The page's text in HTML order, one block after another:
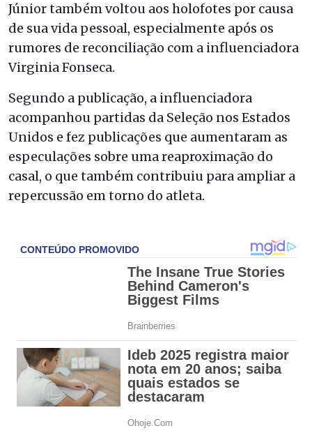
Júnior também voltou aos holofotes por causa
de sua vida pessoal, especialmente após os
rumores de reconciliação com a influenciadora
Virginia Fonseca.
Segundo a publicação, a influenciadora
acompanhou partidas da Seleção nos Estados
Unidos e fez publicações que aumentaram as
especulações sobre uma reaproximação do
casal, o que também contribuiu para ampliar a
repercussão em torno do atleta.